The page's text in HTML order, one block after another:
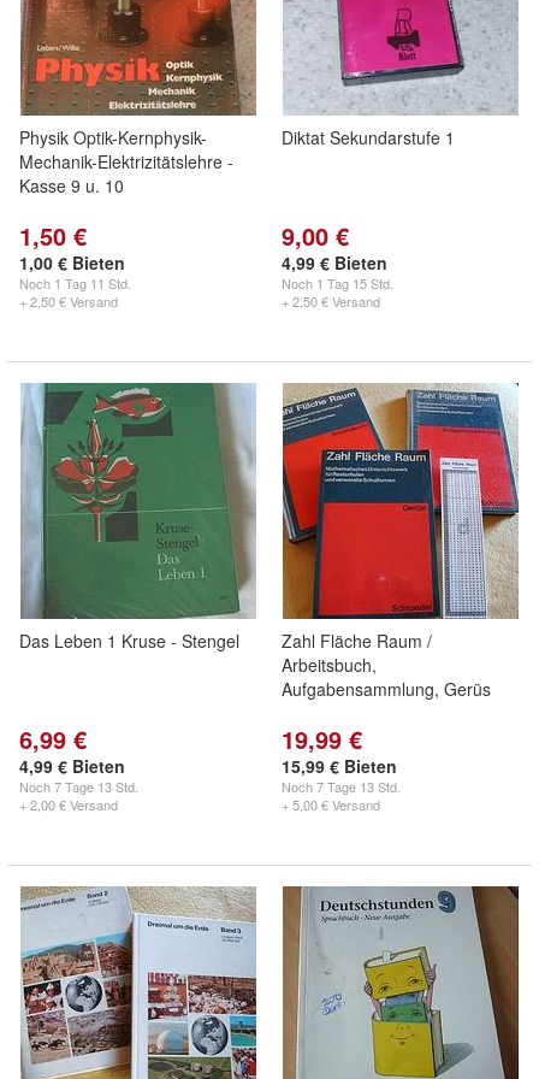
Physik Optik-Kernphysik-
Mechanik-Elektrizitätslehre -
Kasse 9 u. 10
1,50 €
1,00 € Bieten
Noch 1 Tag 11 Std.
+ 2,50 € Versand
Diktat Sekundarstufe 1
9,00 €
4,99 € Bieten
Noch 1 Tag 15 Std.
+ 2,50 € Versand
Das Leben 1 Kruse - Stengel
6,99 €
4,99 € Bieten
Noch7 Tage 13 Std.
+ 2,00 € Versand
Zahl Fläche Raum /
Arbeitsbuch,
Aufgabensammlung, Gerüs
19,99 €
15,99 € Bieten
Noch7 Tage 13 Std.
+ 5,00 € Versand